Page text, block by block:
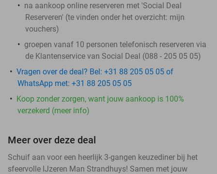
na aankoop online reserveren met 'Social Deal
Reserveren' (te vinden onder het overzicht: mijn
vouchers)
groepen vanaf 10 personen telefonisch reserveren via
de Klantenservice van Social Deal (088 - 205 05 05)
Vragen over de deal? Bel: +31 88 205 05 05 of
WhatsApp met: +31 88 205 05 05
Koop zonder zorgen, want jouw aankoop is 100%
verzekerd (meer info)
Meer over deze deal
Schuif aan voor een heerlijk 3-gangen keuzediner bij het
sfeervolle IJzeren Man Strandhuys! Samen met jouw